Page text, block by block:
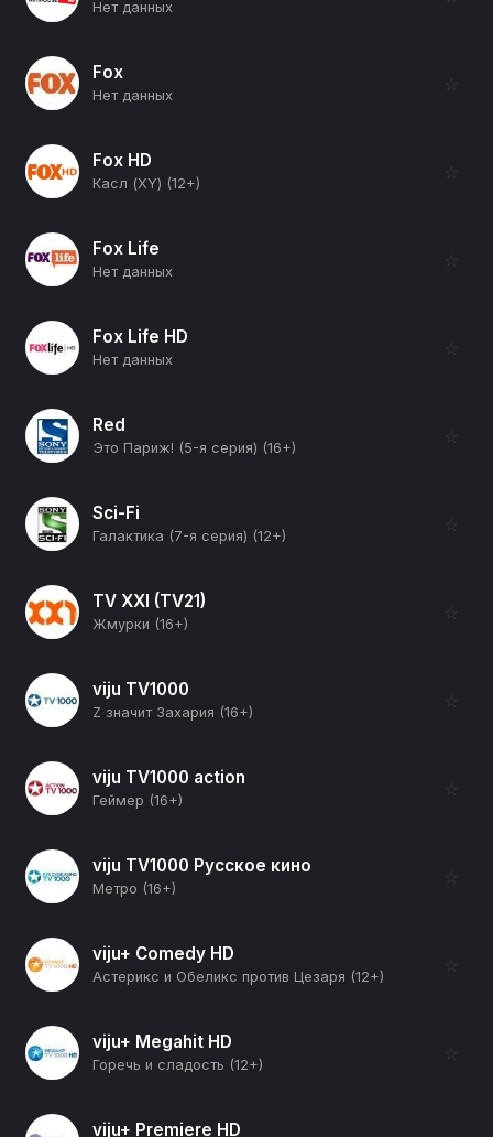
Нет данных
Fox
Нет данных
☆
Fox HD
Касл (XY) (12+)
☆
Fox Life
Нет данных
☆
Fox Life HD
Нет данных
☆
Red
Это Париж! (5-я серия) (16+)
☆
Sci-Fi
Галактика (7-я серия) (12+)
☆
TV XXI (TV21)
Жмурки (16+)
☆
viju TV1000
Z значит Захария (16+)
☆
viju TV1000 action
Геймер (16+)
☆
viju TV1000 Русское кино
Метро (16+)
☆
viju+ Comedy HD
Астерикс и Обеликс против Цезаря (12+)
☆
viju+ Megahit HD
Горечь и сладость (12+)
☆
viju+ Premiere HD